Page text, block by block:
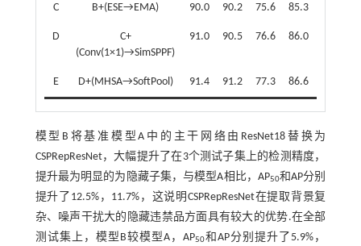
C B+(ESE→EMA) 90.0 90.2 75.6 85.3
D
C+
(Conv(1×1)→SimSPPF)
91.0 90.5 76.6 86.0
E D+(MHSA→SoftPool) 91.4 91.2 77.3 86.6
模型B将基准模型A中的主干网络由ResNet18替换为
CSPRepResNet，大幅提升了在3个测试子集上的检测精度，
提升最为明显的为隐藏子集，与模型A相比，AP50和AP分别
提升了12.5%，11.7%，这说明CSPRepResNet在提取背景复
杂、噪声干扰大的隐藏违禁品方面具有较大的优势.在全部
测试集上，模型B较模型A，AP50和AP分别提升了5.9%，